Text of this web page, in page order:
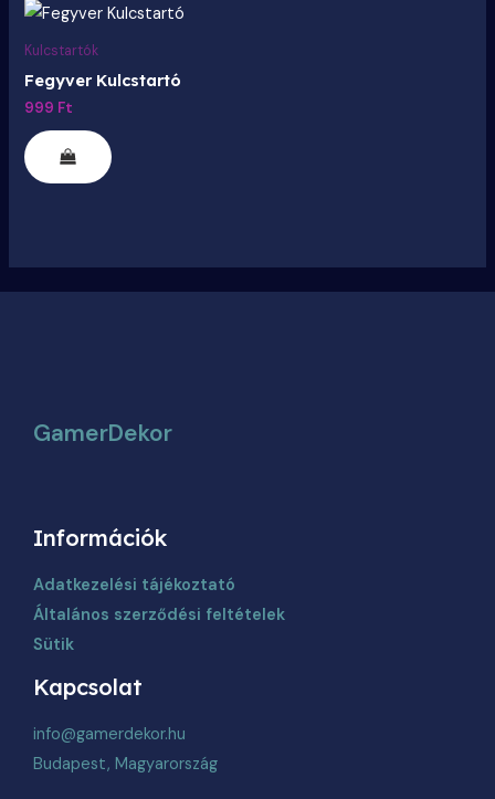
Kulcstartók
Fegyver Kulcstartó
999 Ft
Ennek
terméknek
van.
GamerDekor
Információk
Adatkezelési tájékoztató
Általános szerződési feltételek
Sütik
Kapcsolat
info@gamerdekor.hu
Budapest, Magyarország